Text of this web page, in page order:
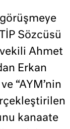
görüşmeye
Sözcüsü
Ahmet
Erkan
“AYM’nin
kanaate